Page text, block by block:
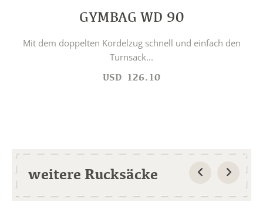
GYMBAG WD 90
Mit dem doppelten Kordelzug schnell und einfach den
Turnsack...
USD 126.10
weitere Rucksäcke